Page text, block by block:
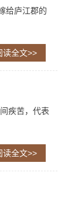
给庐江郡的
读全文>>
疾苦，代表
读全文>>